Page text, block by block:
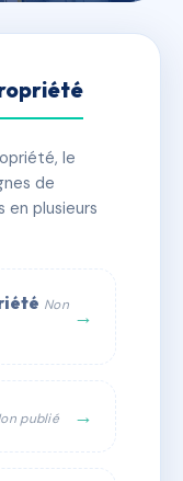
bâtiment(s)
le
de
en plusieurs
Non →
publié →